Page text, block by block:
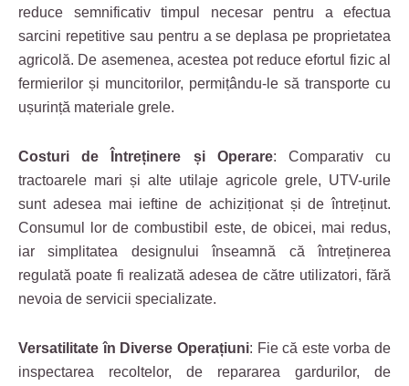
reduce semnificativ timpul necesar pentru a efectua
sarcini repetitive sau pentru a se deplasa pe proprietatea
agricolă. De asemenea, acestea pot reduce efortul fizic al
fermierilor și muncitorilor, permițându-le să transporte cu
ușurință materiale grele.
Costuri de Întreținere și Operare: Comparativ cu
tractoarele mari și alte utilaje agricole grele, UTV-urile
sunt adesea mai ieftine de achiziționat și de întreținut.
Consumul lor de combustibil este, de obicei, mai redus,
iar simplitatea designului înseamnă că întreținerea
regulată poate fi realizată adesea de către utilizatori, fără
nevoia de servicii specializate.
Versatilitate în Diverse Operațiuni: Fie că este vorba de
inspectarea recoltelor, de repararea gardurilor, de